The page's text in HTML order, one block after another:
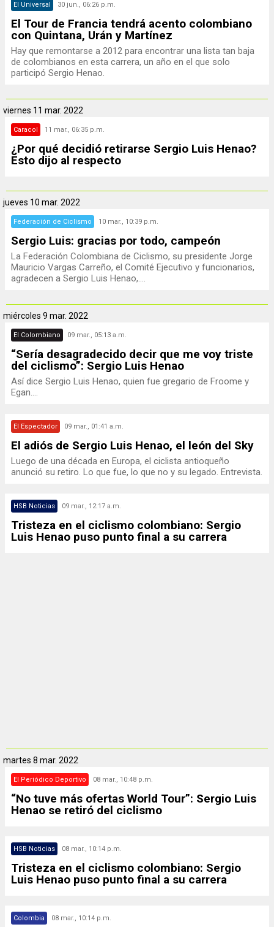
El Universal 30 jun., 06:26 p.m.
El Tour de Francia tendrá acento colombiano
con Quintana, Urán y Martínez
Hay que remontarse a 2012 para encontrar una lista tan baja
de colombianos en esta carrera, un año en el que solo
participó Sergio Henao.
viernes 11 mar. 2022
Caracol 11 mar., 06:35 p.m.
¿Por qué decidió retirarse Sergio Luis Henao?
Esto dijo al respecto
jueves 10 mar. 2022
Federación de Ciclismo 10 mar., 10:39 p.m.
Sergio Luis: gracias por todo, campeón
La Federación Colombiana de Ciclismo, su presidente Jorge
Mauricio Vargas Carreño, el Comité Ejecutivo y funcionarios,
agradecen a Sergio Luis Henao,....
miércoles 9 mar. 2022
El Colombiano 09 mar., 05:13 a.m.
“Sería desagradecido decir que me voy triste
del ciclismo”: Sergio Luis Henao
Así dice Sergio Luis Henao, quien fue gregario de Froome y
Egan....
El Espectador 09 mar., 01:41 a.m.
El adiós de Sergio Luis Henao, el león del Sky
Luego de una década en Europa, el ciclista antioqueño
anunció su retiro. Lo que fue, lo que no y su legado. Entrevista.
HSB Noticias 09 mar., 12:17 a.m.
Tristeza en el ciclismo colombiano: Sergio
Luis Henao puso punto final a su carrera
martes 8 mar. 2022
El Periódico Deportivo 08 mar., 10:48 p.m.
“No tuve más ofertas World Tour”: Sergio Luis
Henao se retiró del ciclismo
HSB Noticias 08 mar., 10:14 p.m.
Tristeza en el ciclismo colombiano: Sergio
Luis Henao puso punto final a su carrera
Colombia 08 mar., 10:14 p.m.